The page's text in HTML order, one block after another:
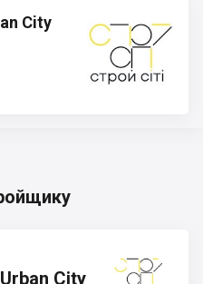
City
City